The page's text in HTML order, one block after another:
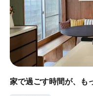
家で過ごす時間が、も